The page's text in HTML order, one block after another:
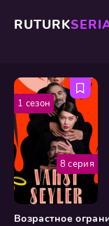
RUTURK
Возрастное
8 серия
1 сезон